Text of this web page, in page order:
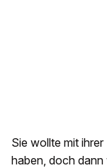
Sie wollte mit
haben, doch dann